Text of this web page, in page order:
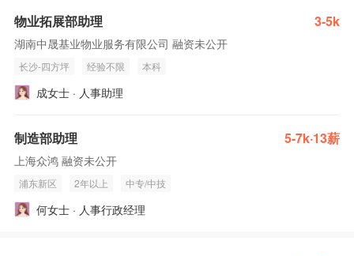
物业拓展部助理 3-5k
湖南中晟基业物业服务有限公司 融资未公开
长沙-四方坪 经验不限 本科
成女士 · 人事助理
制造部助理 5-7k·13薪
上海众鸿 融资未公开
浦东新区 2年以上 中专/中技
何女士 · 人事行政经理